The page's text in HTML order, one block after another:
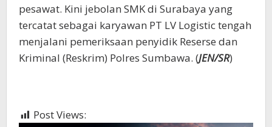
pesawat. Kini jebolan SMK di Surabaya yang
tercatat sebagai karyawan PT LV Logistic tengah
menjalani pemeriksaan penyidik Reserse dan
Kriminal (Reskrim) Polres Sumbawa. (JEN/SR)
Post Views: